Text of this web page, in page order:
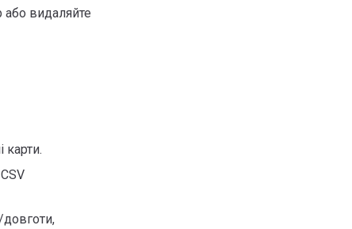
або видаляйте
карти.